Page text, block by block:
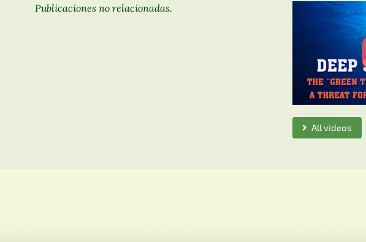
Publicaciones no relacionadas.
All videos